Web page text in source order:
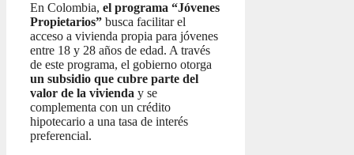
En Colombia, el programa “Jóvenes
Propietarios” busca facilitar el
acceso a vivienda propia para jóvenes
entre 18 y 28 años de edad. A través
de este programa, el gobierno otorga
un subsidio que cubre parte del
valor de la vivienda y se
complementa con un crédito
hipotecario a una tasa de interés
preferencial.